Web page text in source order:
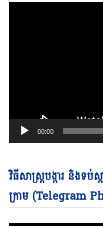
00:00
វិធីសាស្ត្របង្ការ និងទប់ស្
ក្រាម (Telegram